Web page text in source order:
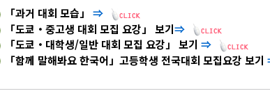
「과거 대회 모습」
⇒
「도쿄・중고생 대회 모집 요강」 보기⇒
「도쿄・대학생/일반 대회 모집 요강」 보기 ⇒
「함께 말해봐요 한국어」고등학생 전국대회 모집요강 보기